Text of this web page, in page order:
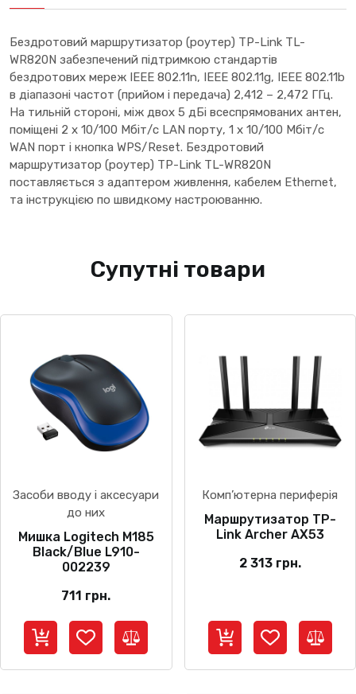
Бездротовий маршрутизатор (роутер) TP-Link TL-
WR820N забезпечений підтримкою стандартів
бездротових мереж IEEE 802.11n, IEEE 802.11g, IEEE 802.11b
в діапазоні частот (прийом і передача) 2,412 – 2,472 ГГц.
На тильній стороні, між двох 5 дБі всеспрямованих антен,
поміщені 2 х 10/100 Мбіт/с LAN порту, 1 х 10/100 Мбіт/с
WAN порт і кнопка WPS/Reset. Бездротовий
маршрутизатор (роутер) TP-Link TL-WR820N
поставляється з адаптером живлення, кабелем Ethernet,
та інструкцією по швидкому настроюванню.
Супутні товари
Засоби вводу і аксесуари
до них
Мишка Logitech M185
Black/Blue L910-
002239
711 грн.
Комп’ютерна периферія
Маршрутизатор TP-
Link Archer AX53
2 313 грн.